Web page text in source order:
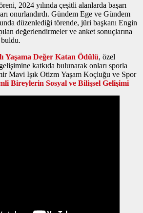
2024 yılında çeşitli alanlarda başarı
onurlandırdı. Gündem Ege ve Gündem
düzenlediği törende, jüri başkanı Engin
değerlendirmeler ve anket sonuçlarına
Yaşama Değer Katan Ödülü, özel
katkıda bulunarak onları sporla
Mavi Işık Otizm Yaşam Koçluğu ve Spor
Bireylerin Sosyal ve Bilişsel Gelişimi